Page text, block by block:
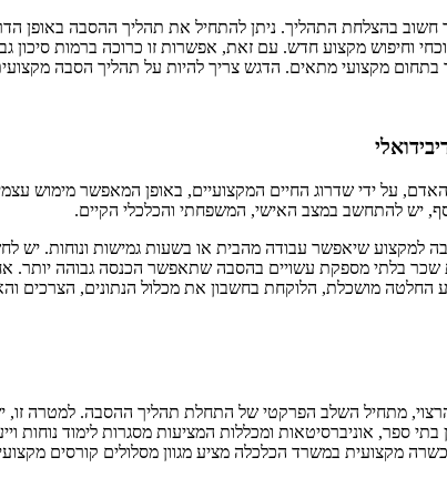
בהצלחת התהליך. ניתן להתחיל את תהליך ההסבה באופן
וחיפוש מקצוע חדש. עם זאת, אפשרות זו כרוכה ברמות סיכון
מקצועי מתאים. הדגש צריך להיות על תהליך הסבה
על ידי שדרוג החיים המקצועיים, באופן המאפשר מימוש
יש להתחשב במצב האישי, המשפחתי והכלכלי הקיים.
למקצוע שיאפשר עבודה מהבית או בשעות גמישות ונוחות.
בלתי מספקת עשויים בהסבה שתאפשר הכנסה גבוהה יותר.
מושכלת, הלוקחת בחשבון את מכלול הנתונים, הצרכים
מתחיל השלב הפרקטי של התחלת תהליך ההסבה. למטרה זו,
ספר, אוניברסיטאות ומכללות המציעות מסגרות לימוד
מקצועית במשרד הכלכלה מציע מגוון מסלולים קורסים